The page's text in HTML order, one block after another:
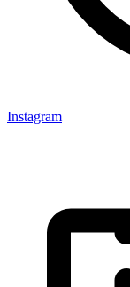
Instagram